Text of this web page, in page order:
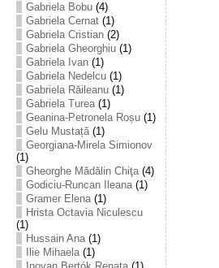
Gabriela Bobu(4)
Gabriela Cernat(1)
Gabriela Cristian(2)
Gabriela Gheorghiu(1)
Gabriela Ivan(1)
Gabriela Nedelcu(1)
Gabriela Răileanu(1)
Gabriela Turea(1)
Geanina-Petronela Roșu(1)
Gelu Mustață(1)
Georgiana-Mirela Simionov
(1)
Gheorghe Mădălin Chiţa(4)
Godiciu-Runcan Ileana(1)
Gramer Elena(1)
Hrista Octavia Niculescu
(1)
Hussain Ana(1)
Ilie Mihaela(1)